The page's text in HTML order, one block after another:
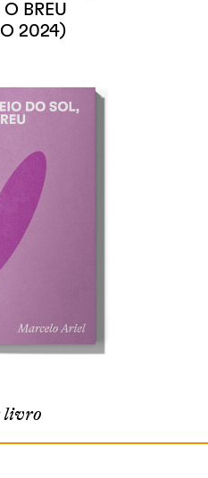
O BREU
2024)
livro